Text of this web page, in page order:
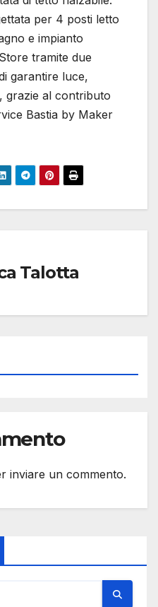
per 4 posti letto
e impianto
tramite due
garantire luce,
grazie al contributo
Bastia by Maker
Talotta
inviare un commento.